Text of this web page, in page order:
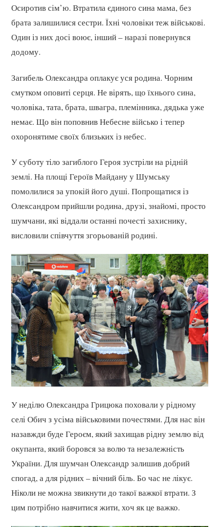
Осиротив сім’ю. Втратила єдиного сина мама, без
брата залишилися сестри. Їхні чоловіки теж військові.
Один із них досі воює, інший – наразі повернувся
додому.
Загибель Олександра оплакує уся родина. Чорним
смутком оповиті серця. Не вірять, що їхнього сина,
чоловіка, тата, брата, швагра, племінника, дядька уже
немає. Що він поповнив Небесне військо і тепер
охоронятиме своїх близьких із небес.
У суботу тіло загиблого Героя зустріли на рідній
землі. На площі Героїв Майдану у Шумську
помолилися за упокій його душі. Попрощатися із
Олександром прийшли родина, друзі, знайомі, просто
шумчани, які віддали останні почесті захиснику,
висловили співчуття згорьованій родині.
У неділю Олександра Грицюка поховали у рідному
селі Обич з усіма військовими почестями. Для нас він
назавжди буде Героєм, який захищав рідну землю від
окупанта, який боровся за волю та незалежність
України. Для шумчан Олександр залишив добрий
спогад, а для рідних – вічний біль. Бо час не лікує.
Ніколи не можна звикнути до такої важкої втрати. З
цим потрібно навчитися жити, хоч як це важко.